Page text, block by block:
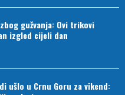
gužvanja: Ovi trikovi
izgled cijeli dan
ušlo u Crnu Goru za vikend: